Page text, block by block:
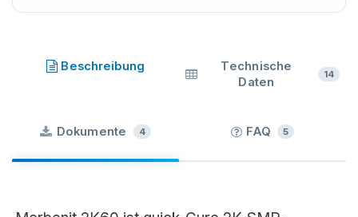
Beschreibung
Technische
Daten
14
Dokumente 4 FAQ 5